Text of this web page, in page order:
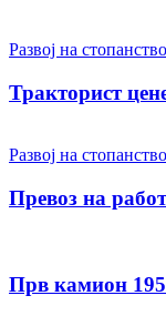
Развој на
Тракторист
Развој на
Превоз на
Прв камион